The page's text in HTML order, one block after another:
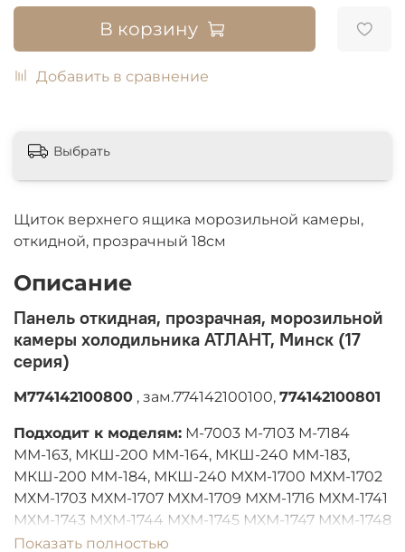
В корзину
Добавить в сравнение
Щиток верхнего ящика морозильной камеры,
откидной, прозрачный 18см
Описание
Панель откидная, прозрачная, морозильной
камеры холодильника АТЛАНТ, Минск (17
серия)
M774142100800 , зам.774142100100, 774142100801
Подходит к моделям: М-7003 М-7103 М-7184
ММ-163, МКШ-200 ММ-164, МКШ-240 ММ-183,
МКШ-200 ММ-184, МКШ-240 МХМ-1700 МХМ-1702
МХМ-1703 МХМ-1707 МХМ-1709 МХМ-1716 МХМ-1741
МХМ-1743 МХМ-1744 МХМ-1745 МХМ-1747 МХМ-1748
МХМ-1800 МХМ-1801 МХМ-1802 МХМ-1803
Показать полностью
Выбрать